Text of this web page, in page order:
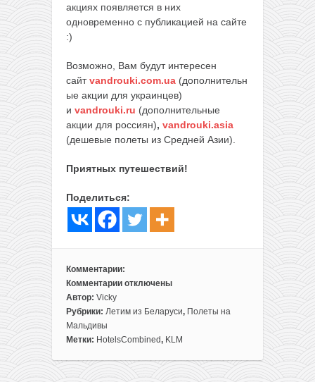
акциях появляется в них
одновременно с публикацией на сайте
:)
Возможно, Вам будут интересен
сайтvandrouki.com.ua (дополнительн
ые акции для украинцев)
и vandrouki.ru (дополнительные
акции для россиян), vandrouki.asia
(дешевые полеты из Средней Азии).
Приятных путешествий!
Поделиться:
Комментарии:
Комментарии
к
записи
Готовый
отдых
отключены
Автор: Vicky
Рубрики: Летим из Беларуси, Полеты на
Мальдивы
Метки: HotelsCombined, KLM